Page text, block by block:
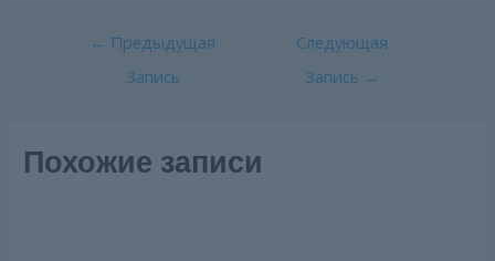
Навигация
← Предыдущая
Запись
Следующая
Запись →
Похожие записи